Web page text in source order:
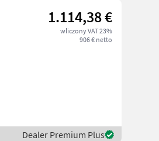
1.114,38 €
wliczony VAT 23%
906 € netto
Dealer Premium Plus